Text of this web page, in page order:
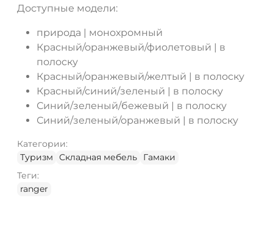
Доступные модели:
природа | монохромный
Красный/оранжевый/фиолетовый | в
полоску
Красный/оранжевый/желтый | в полоску
Красный/синий/зеленый | в полоску
Синий/зеленый/бежевый | в полоску
Синий/зеленый/оранжевый | в полоску
Категории:
Туризм
Складная мебель
Гамаки
Теги:
ranger